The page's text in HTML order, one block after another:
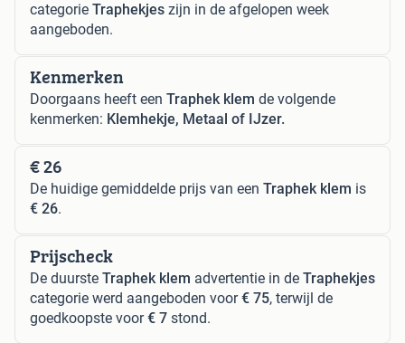
categorie Traphekjes zijn in de afgelopen week
aangeboden.
Kenmerken
Doorgaans heeft een Traphek klem de volgende
kenmerken: Klemhekje, Metaal of IJzer.
€ 26
De huidige gemiddelde prijs van een Traphek klem is
€ 26.
Prijscheck
De duurste Traphek klem advertentie in de Traphekjes
categorie werd aangeboden voor€ 75, terwijl de
goedkoopste voor€ 7 stond.